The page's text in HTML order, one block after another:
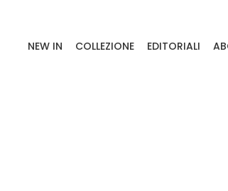
NEW IN COLLEZIONE EDITORIALI